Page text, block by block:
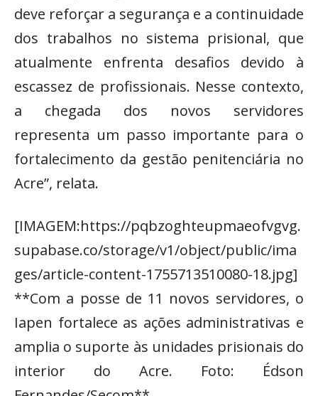
deve reforçar a segurança e a continuidade
dos trabalhos no sistema prisional, que
atualmente enfrenta desafios devido à
escassez de profissionais. Nesse contexto,
a chegada dos novos servidores
representa um passo importante para o
fortalecimento da gestão penitenciária no
Acre”, relata.
[IMAGEM:https://pqbzoghteupmaeofvgvg.
supabase.co/storage/v1/object/public/ima
ges/article-content-1755713510080-18.jpg]
**Com a posse de 11 novos servidores, o
Iapen fortalece as ações administrativas e
amplia o suporte às unidades prisionais do
interior do Acre. Foto: Édson